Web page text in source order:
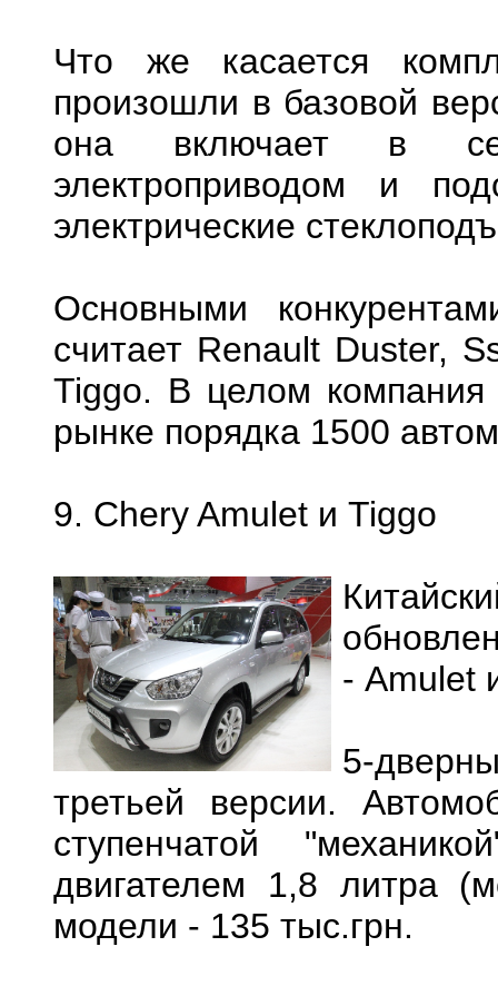
Что же касается
произошли в базовой
она включает в
электроприводом и
электрические
Основными
считает Renault Duster,
Tiggo. В целом компания
рынке порядка 1500
9. Chery Amulet и Tiggo
- Amulet
5-
третьей версии.
ступенчатой
двигателем 1,8 литра
модели - 135 тыс.грн.